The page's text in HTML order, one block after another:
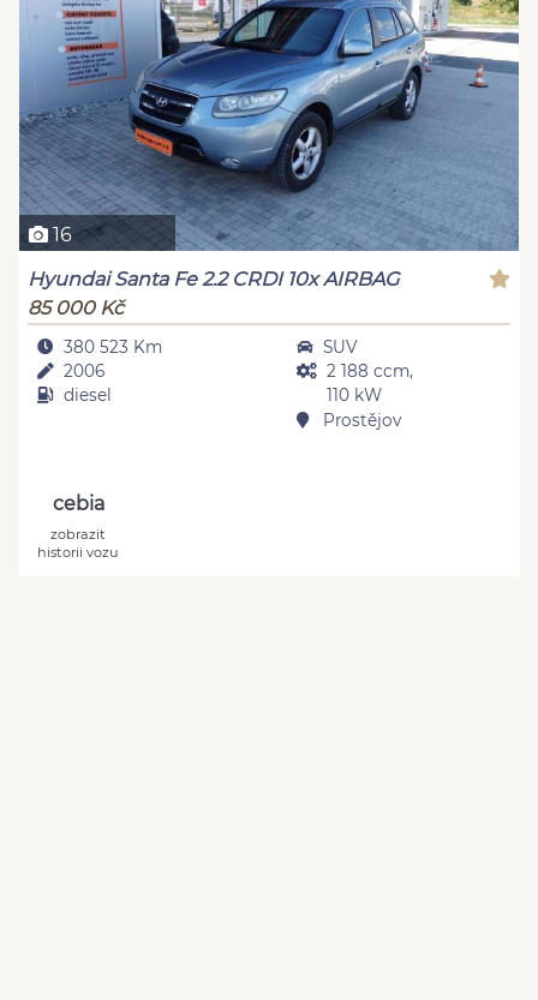
16
Hyundai Santa Fe 2.2 CRDI 10x AIRBAG
85 000 Kč
380 523 Km
2006
diesel
SUV
2 188 ccm,
110 kW
Prostějov
cebia
zobrazit
historii vozu